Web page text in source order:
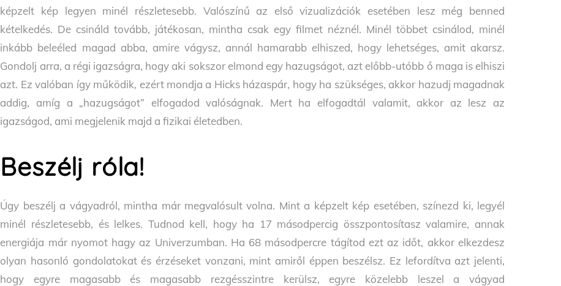
képzelt kép legyen minél részletesebb. Valószínű az első vizualizációk esetében lesz még benned
kételkedés. De csináld tovább, játékosan, mintha csak egy filmet néznél. Minél többet csinálod, minél
inkább beleéled magad abba, amire vágysz, annál hamarabb elhiszed, hogy lehetséges, amit akarsz.
Gondolj arra, a régi igazságra, hogy aki sokszor elmond egy hazugságot, azt előbb-utóbb ő maga is elhiszi
azt. Ez valóban így működik, ezért mondja a Hicks házaspár, hogy ha szükséges, akkor hazudj magadnak
addig, amíg a „hazugságot” elfogadod valóságnak. Mert ha elfogadtál valamit, akkor az lesz az
igazságod, ami megjelenik majd a fizikai életedben.
Beszélj róla!
Úgy beszélj a vágyadról, mintha már megvalósult volna. Mint a képzelt kép esetében, színezd ki, legyél
minél részletesebb, és lelkes. Tudnod kell, hogy ha 17 másodpercig összpontosítasz valamire, annak
energiája már nyomot hagy az Univerzumban. Ha 68 másodpercre tágítod ezt az időt, akkor elkezdesz
olyan hasonló gondolatokat és érzéseket vonzani, mint amiről éppen beszélsz. Ez lefordítva azt jelenti,
hogy egyre magasabb és magasabb rezgésszintre kerülsz, egyre közelebb leszel a vágyad